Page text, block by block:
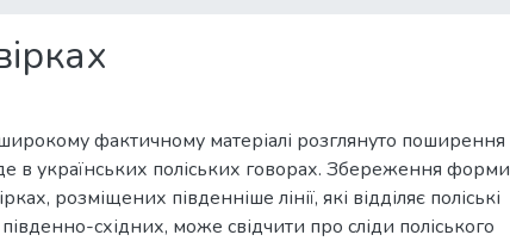
широкому фактичному матеріалі розглянуто поширення
в українських поліських говорах. Збереження форми
розміщених південніше лінії, які відділяє поліські
східних, може свідчити про сліди поліського